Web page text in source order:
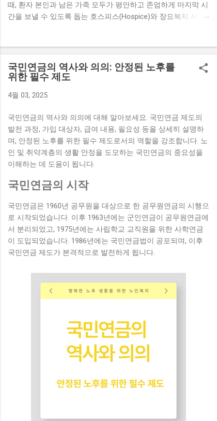
때, 환자 본인과 남은 가족 모두가 평안하고 존엄하게 마지막 시
간을 보낼 수 있도록 돕는 호스피스(Hospice)와 장묘복지 서비
역사와 종류는 어떻게 되는지, 그리고 장묘복지 서비스 의 개념
과 필요성, 시설, 그리고 최근 주목받는 자연장지 까지, 삶의 마
려드리겠습니다. 1. 호스피스(Hospice)란 무엇이며 왜 필요할까
환자와 그 가족에게 제공되는 적극적이고 총체적인 돌봄 서비
스 로 정의됩니다. 생명 연장을 위한 적극적인 치료 대신, 환자
의 통증과 다른 힘든 증상들을 효과적으로 관리 하고, 심리적,
사회적, 영적인 지지를 통해 환자와 가족의 삶의 질을 최상으로
유지 하는 데 목표를 둡니다. 이는 단지 죽음을 기다리는 것이
아니라, 남은 시간을 의미 있고 편안하게 보낼 수 있도록 돕는
매우 중요한 과정입니다. 2. 호스피스의 역사적 유래와 현대적
발전 호스피스의 개념은 중세 유럽에서 여행 순례자들을 위한
숙박과 간호를 제공했던 작은 교회 에서 시작되었습니다. 병들
거나 지친 여행자들이 이곳에서 돌봄을 받으며 '호스피스'라 불
리게 되었고, 이는 환대에 감사하는 마음(Hospitality) 에서 유래
된 단어입니다. 현대 호스피스 의 기반을 마련한 인물은...
국민연금의 역사와 의의: 안정된 노후를
위한 필수 제도
4월 03, 2025
국민연금의 역사와 의의에 대해 알아보세요. 국민연금 제도의
발전 과정, 가입 대상자, 급여 내용, 필요성 등을 상세히 설명하
며, 안정된 노후를 위한 필수 제도로서의 역할을 강조합니다. 노
인 및 취약계층의 생활 안정을 도모하는 국민연금의 중요성을
이해하는 데 도움이 됩니다.
국민연금의 시작
국민연금은 1960년 공무원을 대상으로 한 공무원연금의 시행으
로 시작되었습니다. 이후 1963년에는 군인연금이 공무원연금에
서 분리되었고, 1975년에는 사립학교 교직원을 위한 사학연금
이 도입되었습니다. 1986년에는 국민연금법이 공포되며, 이후
국민연금 제도가 본격적으로 발전하게 됩니다.